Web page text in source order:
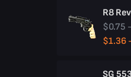
R8
$0.75
$1.36
SG